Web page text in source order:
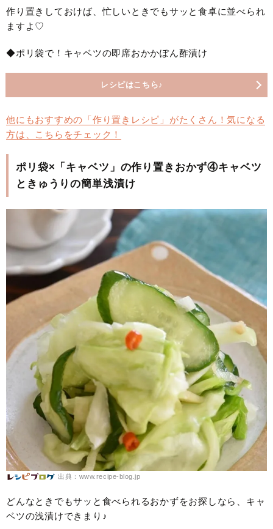
作り置きしておけば、忙しいときでもサッと食卓に並べられ
ますよ♡
◆ポリ袋で！キャベツの即席おかかぽん酢漬け
レシピはこちら♪
他にもおすすめの「作り置きレシピ」がたくさん！気になる
方は、こちらをチェック！
ポリ袋×「キャベツ」の作り置きおかず④キャベツ
ときゅうりの簡単浅漬け
出典：www.recipe-blog.jp
どんなときでもサッと食べられるおかずをお探しなら、キャ
ベツの浅漬けできまり♪